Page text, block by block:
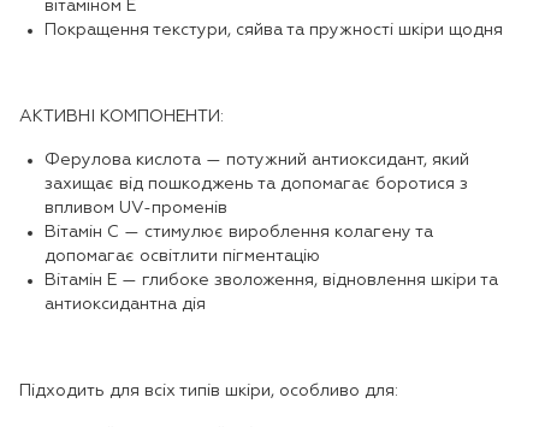
вітаміном E
Покращення текстури, сяйва та пружності шкіри щодня
АКТИВНІ КОМПОНЕНТИ:
Ферулова кислота — потужний антиоксидант, який
захищає від пошкоджень та допомагає боротися з
впливом UV-променів
Вітамін C — стимулює вироблення колагену та
допомагає освітлити пігментацію
Вітамін E — глибоке зволоження, відновлення шкіри та
антиоксидантна дія
Підходить для всіх типів шкіри, особливо для: